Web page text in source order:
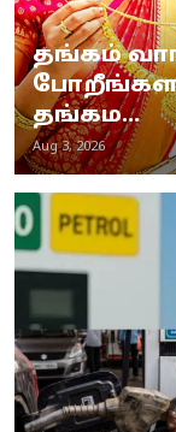
தங்கம்
தங்கம...
Aug 3, 2026